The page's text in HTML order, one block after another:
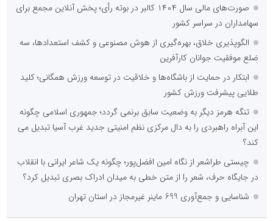
صورت‌های مالی سال ۱۴۰۴ کالبر در بوته رأی؛ پخش آنلاین مجمع برای
سهامداران در سراسر کشور
الگوپذیری خلاق، بهره‌گیری از هوش مصنوعی و کشف استعدادها، سه
ضلع موفقیت جوانان کارآفرین
ابتکار در حمایت از باشگاه‌ها و خلاقیت در توسعه ورزش همگانی؛ کلید
طلایی پیشرفت ورزش کشور
تنگه هرمز دیگر به وضعیت سابق برنمی گردد؛ جمهوری اسلامی چگونه
این آبراه راهبردی را به دال مرکزی نظم امنیتی جدید غرب آسیا تبدیل می
کند؟
چیستی طراشعر از نگاه امین افضل‌پور؛ چگونه یک شاعر ایرانی با انقلاب
در جایگاه حرف، شعر را از متن خطی به میدان ادراک بصری تبدیل کرد؟
شناسایی و جمع‌آوری 699 ماینر غیرمجاز در استان تهران